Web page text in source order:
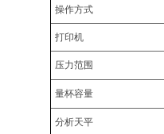
操作方式
打印机
压力范围
量杯容量
分析天平